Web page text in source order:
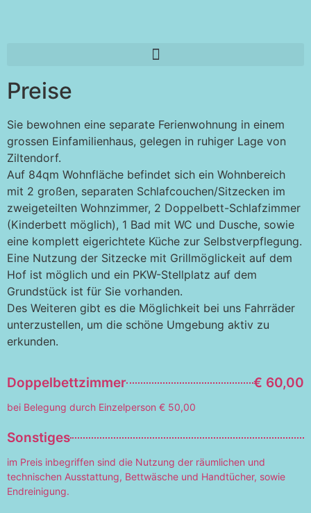
Preise
Sie bewohnen eine separate Ferienwohnung in einem
grossen Einfamilienhaus, gelegen in ruhiger Lage von
Ziltendorf.
Auf 84qm Wohnfläche befindet sich ein Wohnbereich
mit 2 großen, separaten Schlafcouchen/Sitzecken im
zweigeteilten Wohnzimmer, 2 Doppelbett-Schlafzimmer
(Kinderbett möglich), 1 Bad mit WC und Dusche, sowie
eine komplett eigerichtete Küche zur Selbstverpflegung.
Eine Nutzung der Sitzecke mit Grillmöglickeit auf dem
Hof ist möglich und ein PKW-Stellplatz auf dem
Grundstück ist für Sie vorhanden.
Des Weiteren gibt es die Möglichkeit bei uns Fahrräder
unterzustellen, um die schöne Umgebung aktiv zu
erkunden.
Doppelbettzimmer € 60,00
bei Belegung durch Einzelperson € 50,00
Sonstiges
im Preis inbegriffen sind die Nutzung der räumlichen und
technischen Ausstattung, Bettwäsche und Handtücher, sowie
Endreinigung.